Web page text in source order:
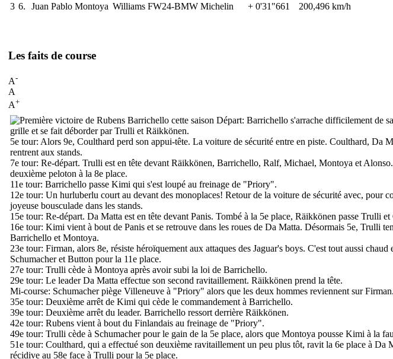
3 6. Juan Pablo Montoya Williams FW24-BMW Michelin + 0'31"661 200,496 km/h
Les faits de course
A-
A
A+
Départ: Barrichello s'arrache difficilement de
grille et se fait déborder par Trulli et Räikkönen.
5e tour: Alors 9e, Coulthard perd son appui-tête. La voiture de sécurité entre en piste. Coulthard, Da
rentrent aux stands.
7e tour: Re-départ. Trulli est en tête devant Räikkönen, Barrichello, Ralf, Michael, Montoya et
deuxième peloton à la 8e place.
11e tour: Barrichello passe Kimi qui s'est loupé au freinage de "Priory".
12e tour: Un hurluberlu court au devant des monoplaces! Retour de la voiture de sécurité avec, pour
joyeuse bousculade dans les stands.
15e tour: Re-départ. Da Matta est en tête devant Panis. Tombé à la 5e place, Räikkönen passe Trulli
16e tour: Kimi vient à bout de Panis et se retrouve dans les roues de Da Matta. Désormais 5e, Trulli
Barrichello et Montoya.
23e tour: Firman, alors 8e, résiste héroïquement aux attaques des Jaguar's boys. C'est tout aussi chaud
Schumacher et Button pour la 11e place.
27e tour: Trulli cède à Montoya après avoir subi la loi de Barrichello.
29e tour: Le leader Da Matta effectue son second ravitaillement. Räikkönen prend la tête.
Mi-course: Schumacher piège Villeneuve à "Priory" alors que les deux hommes reviennent sur Firman.
35e tour: Deuxième arrêt de Kimi qui cède le commandement à Barrichello.
39e tour: Deuxième arrêt du leader. Barrichello ressort derrière Räikkönen.
42e tour: Rubens vient à bout du Finlandais au freinage de "Priory".
49e tour: Trulli cède à Schumacher pour le gain de la 5e place, alors que Montoya pousse Kimi à la
51e tour: Coulthard, qui a effectué son deuxième ravitaillement un peu plus tôt, ravit la 6e place à Da
récidive au 58e face à Trulli pour la 5e place.